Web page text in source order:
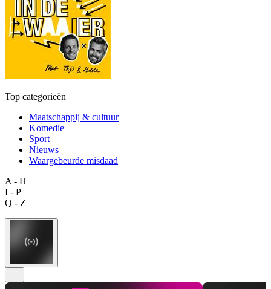
Top categorieën
Maatschappij & cultuur
Komedie
Sport
Nieuws
Waargebeurde misdaad
A - H
I - P
Q - Z